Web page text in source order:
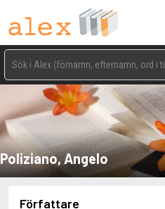
Poliziano, Angelo
Författare